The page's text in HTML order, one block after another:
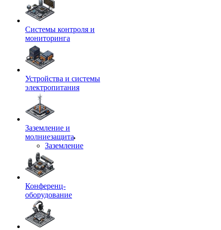
Системы контроля и
мониторинга
Устройства и системы
электропитания
Заземление и
молниезащита
Заземление
Конференц-
оборудование